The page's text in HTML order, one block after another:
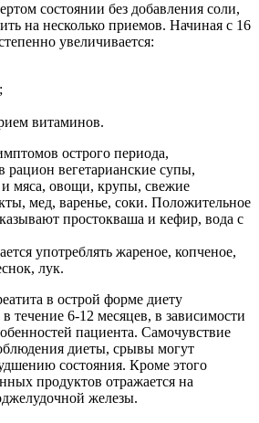
состоянии без добавления соли,
на несколько приемов. Начиная с 16
увеличивается:
витаминов.
острого периода,
рацион вегетарианские супы,
мяса, овощи, крупы, свежие
мед, варенье, соки. Положительное
простокваша и кефир, вода с
употреблять жареное, копченое,
лук.
в острой форме диету
течение 6-12 месяцев, в зависимости
пациента. Самочувствие
диеты, срывы могут
состояния. Кроме этого
продуктов отражается на
железы.